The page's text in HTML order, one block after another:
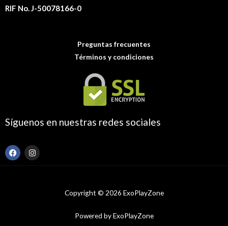
RIF No. J-50078166-0
Preguntas frecuentes
Términos y condiciones
Síguenos en nuestras redes sociales
F
a
I
n
Copyright © 2026 ExoPlayZone
Powered by ExoPlayZone